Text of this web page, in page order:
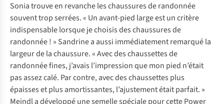
Sonia trouve en revanche les chaussures de randonnée
souvent trop serrées. « Un avant-pied large est un critère
indispensable lorsque je choisis des chaussures de
randonnée ! » Sandrine a aussi immédiatement remarqué la
largeur de la chaussure. « Avec des chaussettes de
randonnée fines, j’avais l’impression que mon pied n’était
pas assez calé. Par contre, avec des chaussettes plus
épaisses et plus amortissantes, l’ajustement était parfait. »
Meindl a développé une semelle spéciale pour cette Power